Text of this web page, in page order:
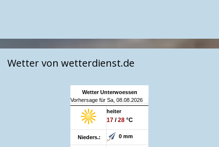
Wetter von wetterdienst.de
Wetter Unterwoessen
Vorhersage für Sa, 08.08.2026
heiter
17 /28 °C
Nieders.: 0 mm